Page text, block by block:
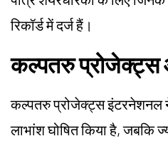
रिकॉर्ड में दर्ज हैं।
कल्पतरु प्रोजेक्ट्स
कल्पतरु प्रोजेक्ट्स इंटरनेशनल
लाभांश घोषित किया है, जबकि